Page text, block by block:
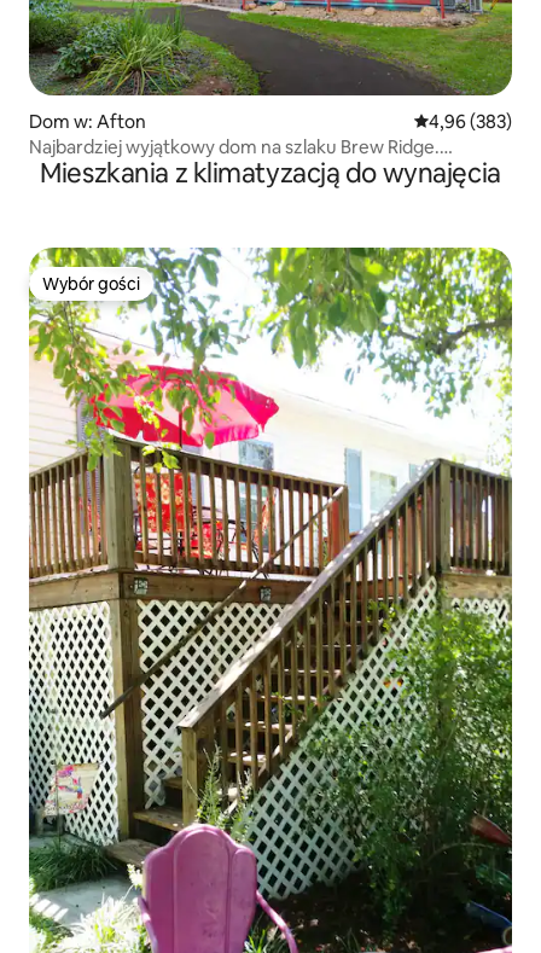
Dom w: Afton Średnia
4,96 (383)
Najbardziej wyjątkowy dom na szlaku Brew Ridge.
12 miejsc noclegowych
Mieszkania z klimatyzacją do wynajęcia
Wybór gości
Wybór gości